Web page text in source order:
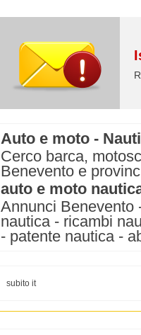
Auto e moto -
Cerco barca,
Benevento e
auto e moto
Annunci Benevento
nautica - ricambi
- patente nautica -
subito it